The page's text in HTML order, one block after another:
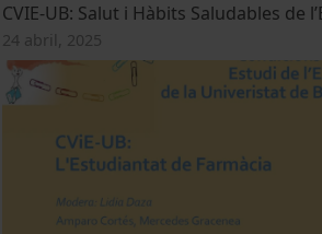
CVIE-UB: Salut i Hàbits Saludables de
24 abril, 2025